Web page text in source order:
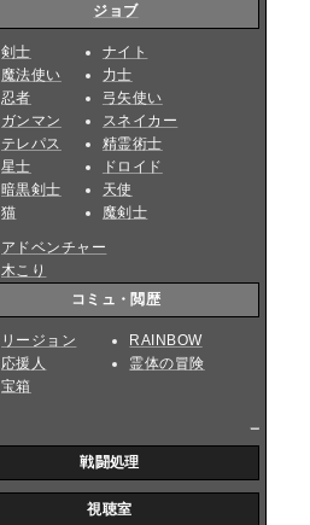
ジョブ
剣士
魔法使い
忍者
ガンマン
テレパス
星士
暗黒剣士
猫
ナイト
力士
弓矢使い
スネイカー
精霊術士
ドロイド
天使
魔剣士
アドベンチャー
木こり
コミュ・閲歴
リージョン
応援人
宝箱
RAINBOW
霊体の冒険
戦闘処理
視聴室